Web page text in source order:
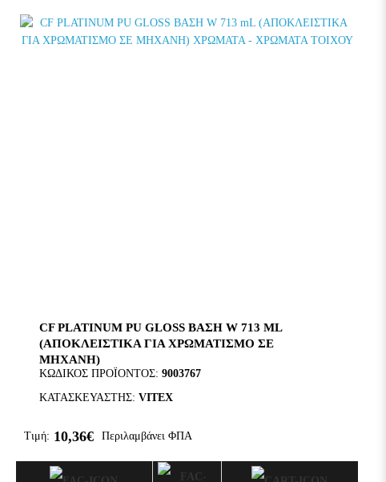
CF PLATINUM PU GLOSS ΒΑΣΗ W 713 ML
(ΑΠΟΚΛΕΙΣΤΙΚΑ ΓΙΑ ΧΡΩΜΑΤΙΣΜΟ ΣΕ
ΜΗΧΑΝΗ)
ΚΩΔΙΚΌΣ ΠΡΟΪΌΝΤΟΣ: 9003767
ΚΑΤΑΣΚΕΥΑΣΤΉΣ: VITEX
Τιμή: 10,36€ Περιλαμβάνει ΦΠΑ